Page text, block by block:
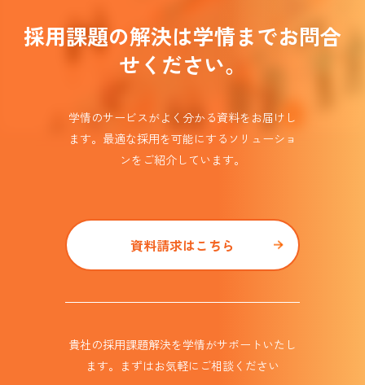
採用課題の解決は学情までお問合
せください。
学情のサービスがよく分かる資料をお届けし
ます。 最適な採用を可能にするソリューショ
ンを ご紹介しています。​
資料請求はこちら
貴社の採用課題解決を学情がサポート いたし
ます。まずはお気軽にご相談ください